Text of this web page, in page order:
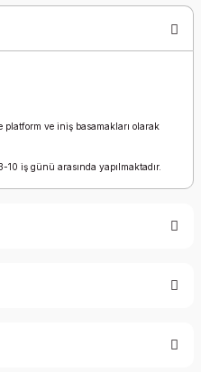
platform ve iniş basamakları olarak
iş günü arasında yapılmaktadır.